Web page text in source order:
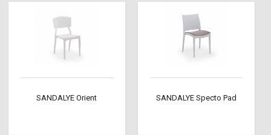
SANDALYE Orient SANDALYE Specto Pad